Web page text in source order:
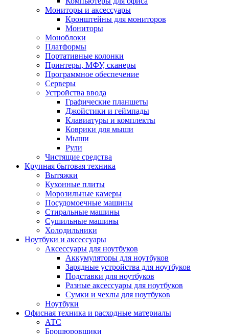
Мониторы и аксессуары
Кронштейны для мониторов
Мониторы
Моноблоки
Платформы
Портативные колонки
Принтеры, МФУ, сканеры
Программное обеспечение
Серверы
Устройства ввода
Графические планшеты
Джойстики и геймпады
Клавиатуры и комплекты
Коврики для мыши
Мыши
Рули
Чистящие средства
Крупная бытовая техника
Вытяжки
Кухонные плиты
Морозильные камеры
Посудомоечные машины
Стиральные машины
Сушильные машины
Холодильники
Ноутбуки и аксессуары
Аксессуары для ноутбуков
Аккумуляторы для ноутбуков
Зарядные устройства для ноутбуков
Подставки для ноутбуков
Разные аксессуары для ноутбуков
Сумки и чехлы для ноутбуков
Ноутбуки
Офисная техника и расходные материалы
АТС
Брошюровщики